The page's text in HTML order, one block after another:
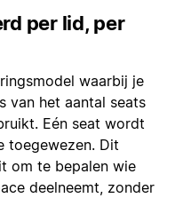
per lid, per
waarbij je
van het aantal seats
Eén seat wordt
toegewezen. Dit
om te bepalen wie
deelneemt, zonder